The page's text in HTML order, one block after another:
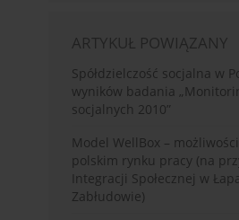
ARTYKUŁ POWIĄZANY
Spółdzielczość socjalna w
wyników badania
socjalnych 2010”
Model WellBox –
polskim rynku pracy (na
Integracji Społecznej w
Zabłudowie)